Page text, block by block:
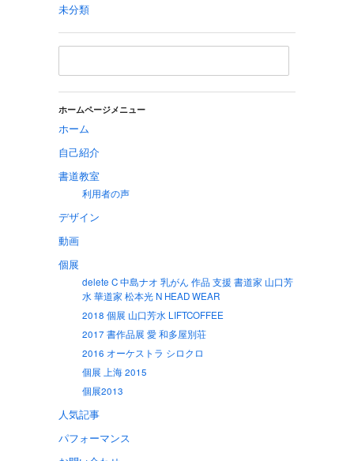
未分類
ホームページメニュー
ホーム
自己紹介
書道教室
利用者の声
デザイン
動画
個展
delete C 中島ナオ 乳がん 作品 支援 書道家 山口芳
水 華道家 松本光 N HEAD WEAR
2018 個展 山口芳水 LIFTCOFFEE
2017 書作品展 愛 和多屋別荘
2016 オーケストラ シロクロ
個展 上海 2015
個展2013
人気記事
パフォーマンス